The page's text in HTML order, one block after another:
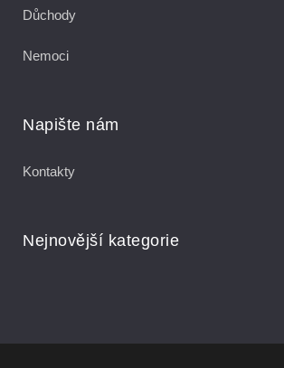
Důchody
Nemoci
Napište nám
Kontakty
Nejnovější kategorie